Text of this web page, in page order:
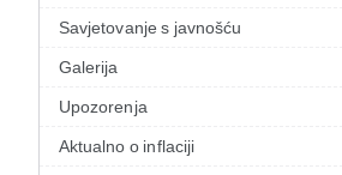
Savjetovanje s javnošću
Galerija
Upozorenja
Aktualno o inflaciji